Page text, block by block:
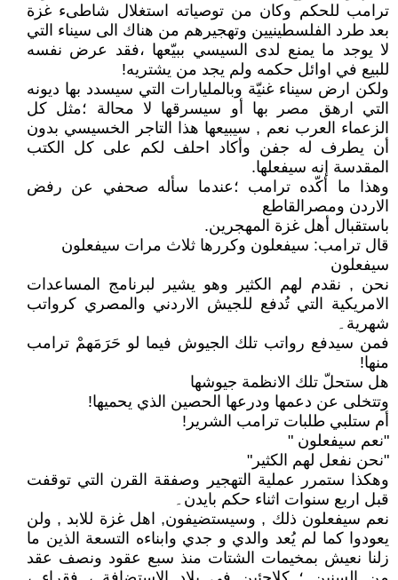
ترامب للحكم وكان من توصياته استغلال شاطىء غزة
بعد طرد الفلسطينيين وتهجيرهم من هناك الى سيناء التي
لا يوجد ما يمنع لدى السيسي ببيّعها ،فقد عرض نفسه
للبيع في اوائل حكمه ولم يجد من يشتريه!
ولكن ارض سيناء غنيّة وبالمليارات التي سيسدد بها ديونه
التي ارهق مصر بها أو سيسرقها لا محالة ؛مثل كل
الزعماء العرب نعم , سيبيعها هذا التاجر الخسيسي بدون
أن يطرف له جفن وأكاد احلف لكم على كل الكتب
المقدسة إنه سيفعلها.
وهذا ما أكّده ترامب ؛عندما سأله صحفي عن رفض
الاردن ومصرالقاطع
باستقبال أهل غزة المهجرين.
قال ترامب: سيفعلون وكررها ثلاث مرات سيفعلون
سيفعلون
نحن , نقدم لهم الكثير وهو يشير لبرنامج المساعدات
الامريكية التي تُدفع للجيش الاردني والمصري كرواتب
شهرية۔
فمن سيدفع رواتب تلك الجيوش فيما لو حَرَمَهمْ ترامب
منها!
هل ستحلّ تلك الانظمة جيوشها
وتتخلى عن دعمها ودرعها الحصين الذي يحميها!
أم ستلبي طلبات ترامب الشرير!
"نعم سيفعلون "
"نحن نفعل لهم الكثير"
وهكذا ستمرر عملية التهجير وصفقة القرن التي توقفت
قبل اربع سنوات اثناء حكم بايدن۔
نعم سيفعلون ذلك , وسيستضيفون, اهل غزة للابد , ولن
يعودوا كما لم يُعد والدي و جدي وابناءه التسعة الذين ما
زلنا نعيش بمخيمات الشتات منذ سبع عقود ونصف عقد